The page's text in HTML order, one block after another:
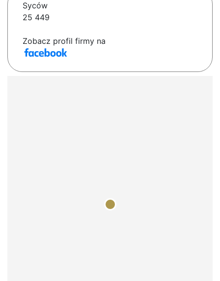
Syców
25 449
Zobacz profil firmy na